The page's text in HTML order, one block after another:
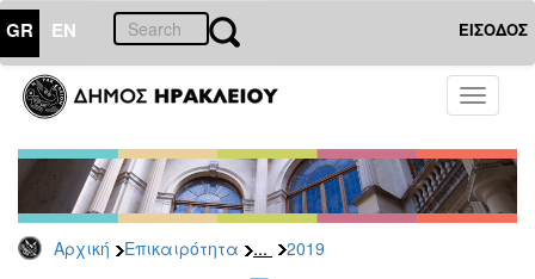
GR EN ΕΙΣΟΔΟΣ
Toggle
Αρχική Επικαιρότητα ... 2019
ΕΠΙΚΑΙΡΟΤΗΤΑ
Τύπου
Αρχείο
2026
2025